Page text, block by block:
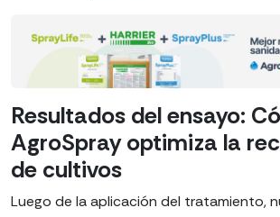
Resultados del ensayo:
AgroSpray optimiza la
de cultivos
Luego de la aplicación del tratamiento,